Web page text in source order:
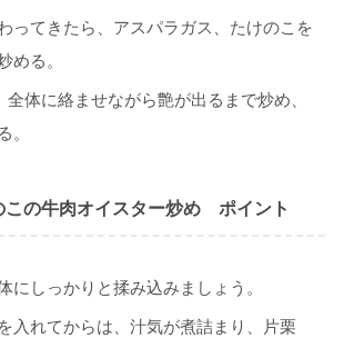
ってきたら、アスパラガス、たけのこを
める。
体に絡ませながら艶が出るまで炒め、
この牛肉オイスター炒め ポイント
にしっかりと揉み込みましょう。
入れてからは、汁気が煮詰まり、片栗